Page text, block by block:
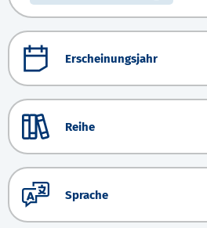
Erscheinungsjahr
Reihe
Sprache